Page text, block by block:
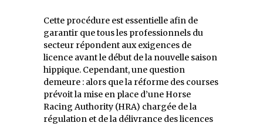
Cette procédure est essentielle afin de
garantir que tous les professionnels du
secteur répondent aux exigences de
licence avant le début de la nouvelle saison
hippique. Cependant, une question
demeure : alors que la réforme des courses
prévoit la mise en place d’une Horse
Racing Authority (HRA) chargée de la
régulation et de la délivrance des licences